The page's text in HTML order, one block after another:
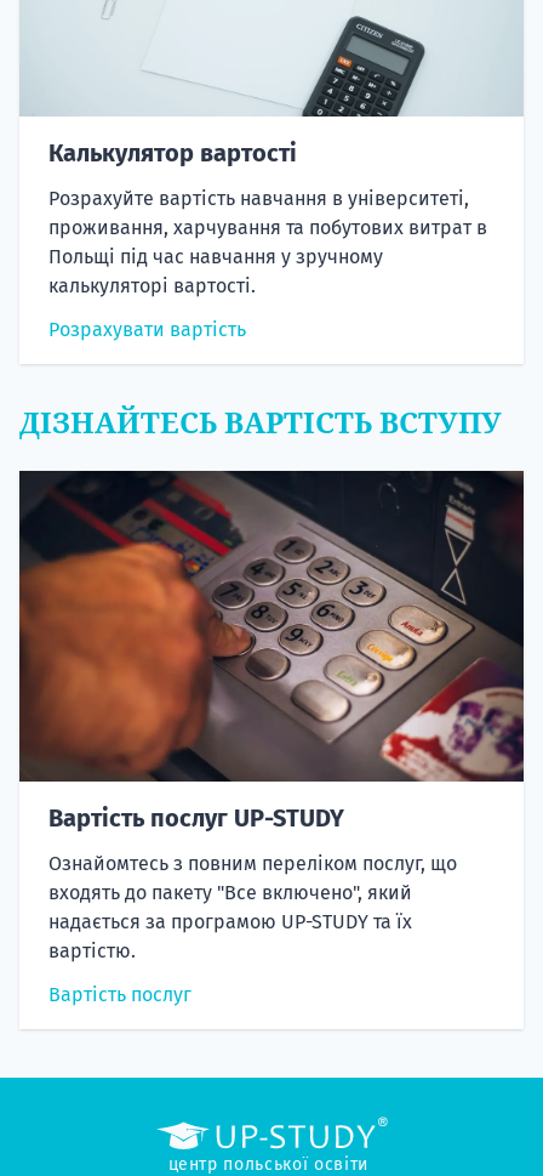
Калькулятор вартості
Розрахуйте вартість навчання в університеті,
проживання, харчування та побутових витрат в
Польщі під час навчання у зручному
калькуляторі вартості.
Розрахувати вартість
ДІЗНАЙТЕСЬ ВАРТІСТЬ ВСТУПУ
Вартість послуг UP-STUDY
Ознайомтесь з повним переліком послуг, що
входять до пакету "Все включено", який
надається за програмою UP-STUDY та їх
вартістю.
Вартість послуг
центр польської освіти